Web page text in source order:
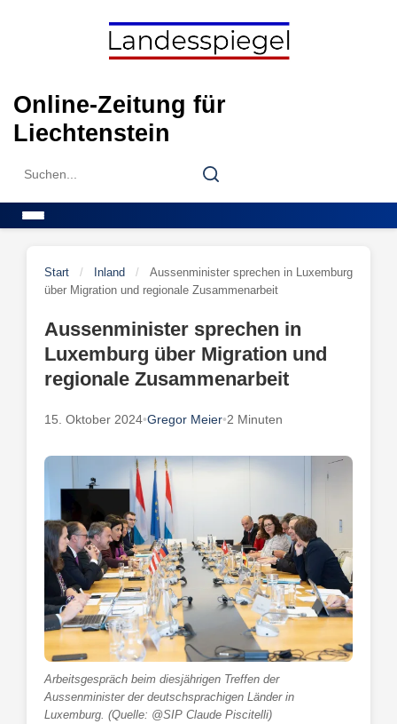
Online-Zeitung für
Liechtenstein
Search
Search
Start / Inland /
Aussenminister sprechen in Luxemburg
über Migration und regionale Zusammenarbeit
Aussenminister sprechen in
Luxemburg über Migration und
regionale Zusammenarbeit
15. Oktober 2024•Gregor Meier•2 Minuten
Arbeitsgespräch beim diesjährigen Treffen der
Aussenminister der deutschsprachigen Länder in
Luxemburg. (Quelle: @SIP Claude Piscitelli)